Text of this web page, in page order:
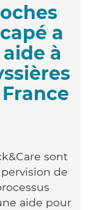
a
à
sont
de
aide pour